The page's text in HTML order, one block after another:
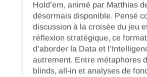
Hold’em, animé par Matthias
désormais disponible. Pensé
discussion à la croisée du jeu
réflexion stratégique, ce
d’aborder la Data et
autrement. Entre métaphores
blinds, all-in et analyses de